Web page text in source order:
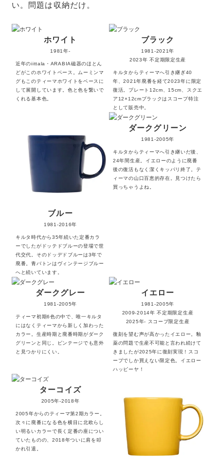
い。問題は収納だけ。
ホワイト
1981年-
近年のiittala・ARABIA磁器のほとん
どがこのホワイトベース。ムーミンマ
グもこのティーマホワイトをベースに
して展開しています。色と色を繋いで
くれる基本色。
ブラック
1981-2021年
2023年 不定期限定生産
キルタからティーマへ引き継ぎ40
年、2021年廃番を経て2023年に限定
復活。プレート12cm、15cm、スクエ
ア12×12cmブラックはスコープ特注
として販売中。
ブルー
1981-2016年
キルタ時代から35年続いた定番カラ
ーでしたがドッテドブルーの登場で世
代交代。そのドッデドブルーは3年で
廃番。青バトンはヴィンテージブルー
へと続いています。
ダークグリーン
1981-2005年
キルタからティーマへ引き継いだ後、
24年間生産。イエローのように廃番
後の復活もなく潔くキッパリ終了。テ
ィーマの山口百恵的存在。見つけたら
買っちゃうよね。
ダークグレー
1981-2005年
ティーマ初期6色の中で、唯一キルタ
にはなくティーマから新しく加わった
カラー。生産時期と廃番時期がダーク
グリーンと同じ。ビンテージでも意外
と見つかりにくい。
イエロー
1981-2005年
2009-2014年不定期限定生産
2025年- スコープ限定生産
復刻を望む声が高かったイエロー。釉
薬の問題で生産不可能と言われ続けて
きましたが2025年に復刻実現！スコ
ープでしか買えない限定色。イエロー
ハッピーヤ！
ターコイズ
2005年-2018年
2005年からのティーマ第2期カラー。
次々に廃番になる色を横目に北欧らし
い明るいカラーで長く定番の座につい
ていたものの、2018年ついに肩を叩
かれ引退。